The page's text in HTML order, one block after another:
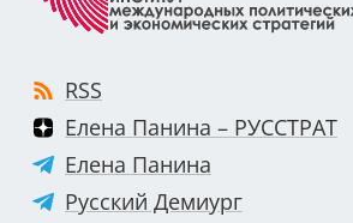
RSS
Елена Панина – РУССТРАТ
Елена Панина
Русский Демиург